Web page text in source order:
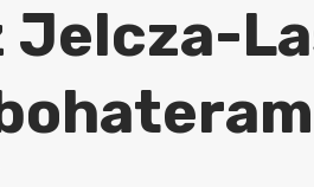
Jelcza-